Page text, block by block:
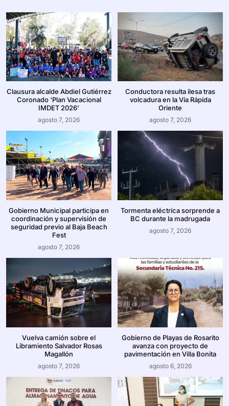
Clausura alcalde Abdiel Gutiérrez
Coronado ‘Plan Vacacional
IMDET 2026’
agosto 7, 2026
Conductora resulta ilesa tras
volcadura en la Vía Rápida
Oriente
agosto 7, 2026
Gobierno Municipal participa en
coordinación y supervisión de
seguridad previo al Baja Beach
Fest
agosto 7, 2026
Tormenta eléctrica sorprende a
BC durante la madrugada
agosto 7, 2026
Vuelva camión sobre el
Libramiento Salvador Rosas
Magallón
agosto 7, 2026
Gobierno de Playas de Rosarito
avanza con proyecto de
pavimentación en Villa Bonita
agosto 6, 2026